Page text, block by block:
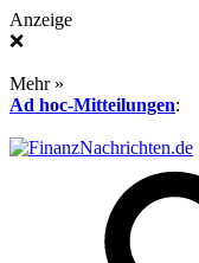
Anzeige
❌
Mehr »
Ad hoc-Mitteilungen: